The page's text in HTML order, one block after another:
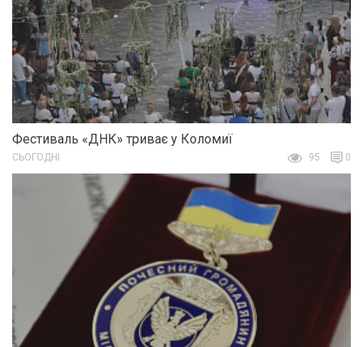
Фестиваль «ДНК» триває у Коломиї
СЬОГОДНІ 95 0